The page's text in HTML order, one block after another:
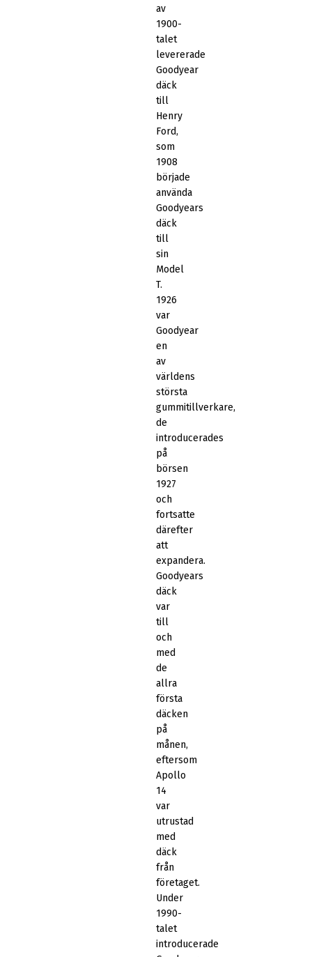
av
1900-
talet
levererade
Goodyear
däck
till
Henry
Ford,
som
1908
började
använda
Goodyears
däck
till
sin
Model
T.
1926
var
Goodyear
en
av
världens
största
gummitillverkare,
de
introducerades
på
börsen
1927
och
fortsatte
därefter
att
expandera.
Goodyears
däck
var
till
och
med
de
allra
första
däcken
på
månen,
eftersom
Apollo
14
var
utrustad
med
däck
från
företaget.
Under
1990-
talet
introducerade